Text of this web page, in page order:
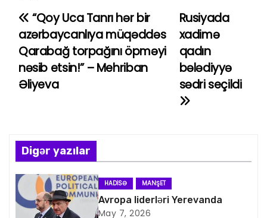
Y
a
z
a
v
i
Rusiyada
xadimə
qadın
bələdiyyə
sədri seçildi
“Qoy Uca Tanrı hər bir
azərbaycanlıya müqəddəs
Qarabağ torpağını öpməyi
nəsib etsin!” – Mehriban
Əliyeva
Digər yazılar
HADISƏ MANŞET
Avropa liderləri Yerevanda
May 7, 2026